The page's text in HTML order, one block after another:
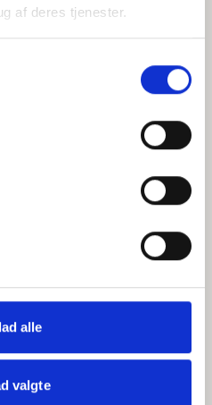
af deres tjenester.
alle
valgte
ABCepos
Podcast